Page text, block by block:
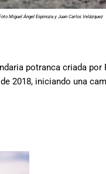
Miguel Ángel Espinoza y Juan Carlos Velázquez
potranca criada por
2018, iniciando una